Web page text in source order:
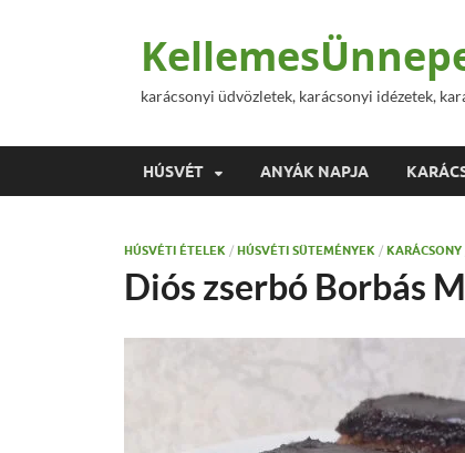
karácsonyi üdvözletek, karácsonyi idézetek,
HÚSVÉT ANYÁK NAPJA
HÚSVÉTI ÉTELEK / HÚSVÉTI SÜTEMÉNYEK / KARÁCSONY
Diós zserbó Borbás